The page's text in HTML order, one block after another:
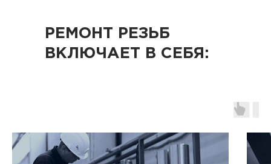
РЕМОНТ РЕЗЬБ
ВКЛЮЧАЕТ В СЕБЯ: